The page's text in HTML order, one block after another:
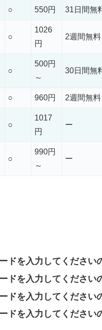
○ 550円 31日間無
○
1026
円
2週間無料
○
500円
～
30日間無
○ 960円 2週間無料
○
1017
円
ー
○
990円
～
ー
ドを入力してください
ドを入力してください
ドを入力してください
ドを入力してください